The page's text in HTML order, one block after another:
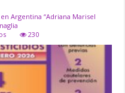
Argentina “Adriana Marisel
en
EN
EL
PAÍS,24
VIOLENCIAS
230